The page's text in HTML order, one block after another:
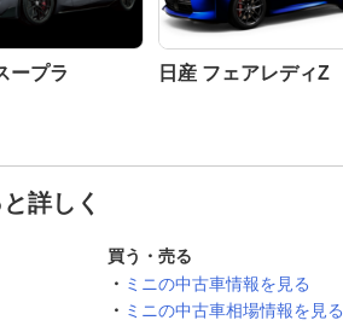
ープラ 日産 フェアレディZ
詳しく
買う・売る
ミニの中古車情報を見る
ミニの中古車相場情報を見る